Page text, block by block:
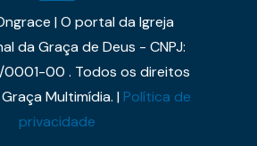
| O portal da Igreja
da Graça de Deus - CNPJ:
0001-00 . Todos os direitos
Multimídia. |Política de
privacidade